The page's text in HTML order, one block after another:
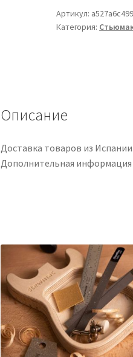
Plástico
-
Артикул:
Категория:
Описание
Доставка товаров из Испании.
Дополнительная